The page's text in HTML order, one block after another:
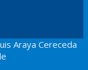
Araya Cereceda